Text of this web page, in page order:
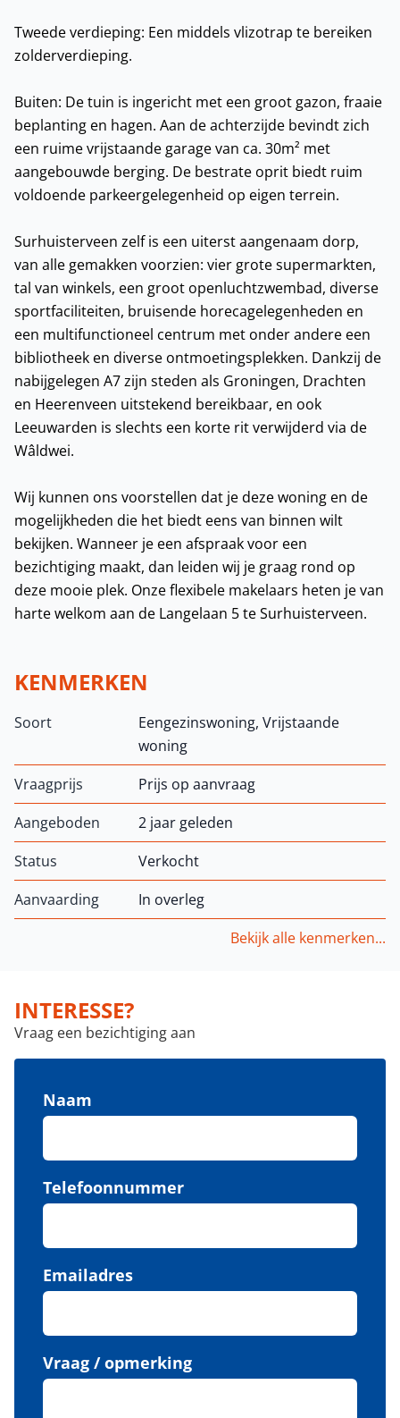
Tweede verdieping: Een middels vlizotrap te bereiken
zolderverdieping.
Buiten: De tuin is ingericht met een groot gazon, fraaie
beplanting en hagen. Aan de achterzijde bevindt zich
een ruime vrijstaande garage van ca. 30m² met
aangebouwde berging. De bestrate oprit biedt ruim
voldoende parkeergelegenheid op eigen terrein.
Surhuisterveen zelf is een uiterst aangenaam dorp,
van alle gemakken voorzien: vier grote supermarkten,
tal van winkels, een groot openluchtzwembad, diverse
sportfaciliteiten, bruisende horecagelegenheden en
een multifunctioneel centrum met onder andere een
bibliotheek en diverse ontmoetingsplekken. Dankzij de
nabijgelegen A7 zijn steden als Groningen, Drachten
en Heerenveen uitstekend bereikbaar, en ook
Leeuwarden is slechts een korte rit verwijderd via de
Wâldwei.
Wij kunnen ons voorstellen dat je deze woning en de
mogelijkheden die het biedt eens van binnen wilt
bekijken. Wanneer je een afspraak voor een
bezichtiging maakt, dan leiden wij je graag rond op
deze mooie plek. Onze flexibele makelaars heten je van
harte welkom aan de Langelaan 5 te Surhuisterveen.
KENMERKEN
Soort
Eengezinswoning, Vrijstaande
woning
Vraagprijs
Prijs op aanvraag
Aangeboden
2 jaar geleden
Status
Verkocht
Aanvaarding
In overleg
Bekijk alle kenmerken...
INTERESSE?
Vraag een bezichtiging aan
Naam
Telefoonnummer
Emailadres
Vraag / opmerking